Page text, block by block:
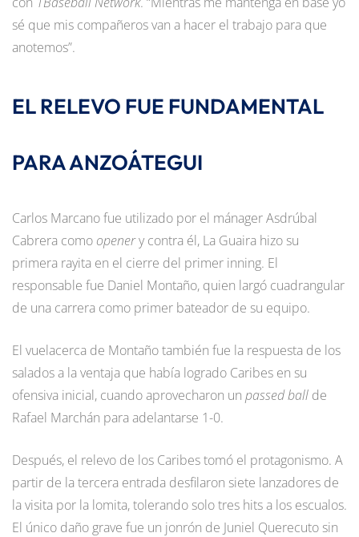
sé que mis compañeros van a hacer el trabajo para que
anotemos”.
EL RELEVO FUE FUNDAMENTAL
PARA ANZOÁTEGUI
Carlos Marcano fue utilizado por el mánager Asdrúbal
Cabrera como openery contra él, La Guaira hizo su
primera rayita en el cierre del primer inning. El
responsable fue Daniel Montaño, quien largó cuadrangular
de una carrera como primer bateador de su equipo.
El vuelacerca de Montaño también fue la respuesta de los
salados a la ventaja que había logrado Caribes en su
ofensiva inicial, cuando aprovecharon un passed ball de
Rafael Marchán para adelantarse 1-0.
Después, el relevo de los Caribes tomó el protagonismo. A
partir de la tercera entrada desfilaron siete lanzadores de
la visita por la lomita, tolerando solo tres hits a los escualos.
El único daño grave fue un jonrón de Juniel Querecuto sin